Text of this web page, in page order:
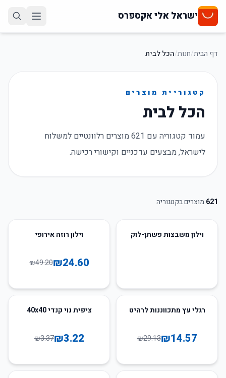
ישראל אלי אקספרס
דף הבית/חנות/הכל לבית
קטגוריית מוצרים
הכל לבית
עמוד קטגוריה עם 621 מוצרים רלוונטיים למשלוח
לישראל, מבצעים עדכניים וקישורי רכישה.
621 מוצרים בקטגוריה
וילון משבצות פשתן-לוק וילון רוזה אירופי
₪24.60
₪49.20
50
רגלי עץ מתכווננות לרהיט
₪14.57
₪29.13
ציפית נוי קנדי 40x40
₪3.22
₪3.37